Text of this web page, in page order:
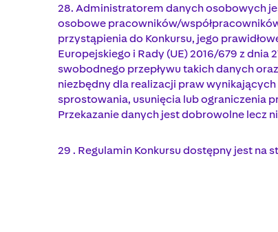
28. Administratorem danych osobowych
osobowe pracowników/
przystąpienia do Konkursu, jego
Europejskiego i Rady (UE) 2016/679 z
swobodnego przepływu takich danych
niezbędny dla realizacji praw wynikających
sprostowania, usunięcia lub ograniczenia
Przekazanie danych jest dobrowolne lecz
29 . Regulamin Konkursu dostępny jest